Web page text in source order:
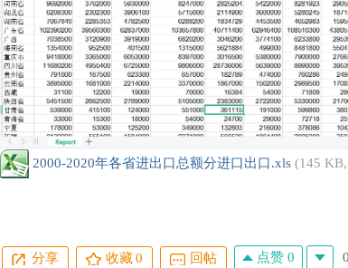
2000-2020年各省进出口总额分进口出口.xls (145
分享 收藏0 回帖 点赞 0 0